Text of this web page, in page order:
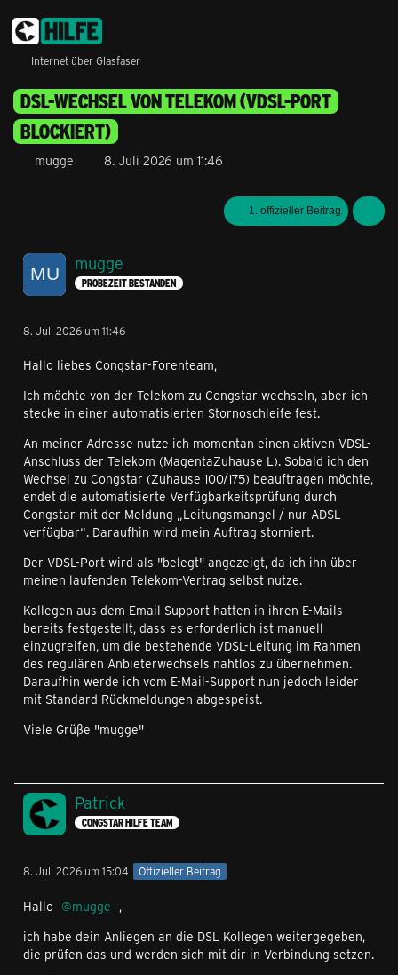
Internet über Glasfaser
DSL-WECHSEL VON TELEKOM (VDSL-PORT
BLOCKIERT)
mugge 8. Juli 2026 um 11:46
1. offizieller Beitrag
mugge
PROBEZEIT BESTANDEN
8. Juli 2026 um 11:46
Hallo liebes Congstar-Forenteam,
Ich möchte von der Telekom zu Congstar wechseln, aber ich
stecke in einer automatisierten Stornoschleife fest.
An meiner Adresse nutze ich momentan einen aktiven VDSL-
Anschluss der Telekom (MagentaZuhause L). Sobald ich den
Wechsel zu Congstar (Zuhause 100/175) beauftragen möchte,
endet die automatisierte Verfügbarkeitsprüfung durch
Congstar mit der Meldung „Leitungsmangel / nur ADSL
verfügbar“. Daraufhin wird mein Auftrag storniert.
Der VDSL-Port wird als "belegt" angezeigt, da ich ihn über
meinen laufenden Telekom-Vertrag selbst nutze.
Kollegen aus dem Email Support hatten in ihren E-Mails
bereits festgestellt, dass es erforderlich ist manuell
einzugreifen, um die bestehende VDSL-Leitung im Rahmen
des regulären Anbieterwechsels nahtlos zu übernehmen.
Daraufhin werde ich vom E-Mail-Support nun jedoch leider
mit Standard Rückmeldungen abgespeist.
Viele Grüße "mugge"
Patrick
CONGSTAR HILFE TEAM
8. Juli 2026 um 15:04 Offizieller Beitrag
Hallo mugge ,
ich habe dein Anliegen an die DSL Kollegen weitergegeben,
die prüfen das und werden sich mit dir in Verbindung setzen.